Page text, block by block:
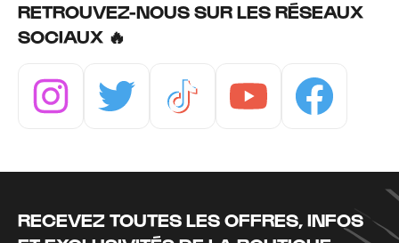
RETROUVEZ-NOUS SUR LES RÉSEAUX
SOCIAUX 🔥
RECEVEZ TOUTES LES OFFRES, INFOS